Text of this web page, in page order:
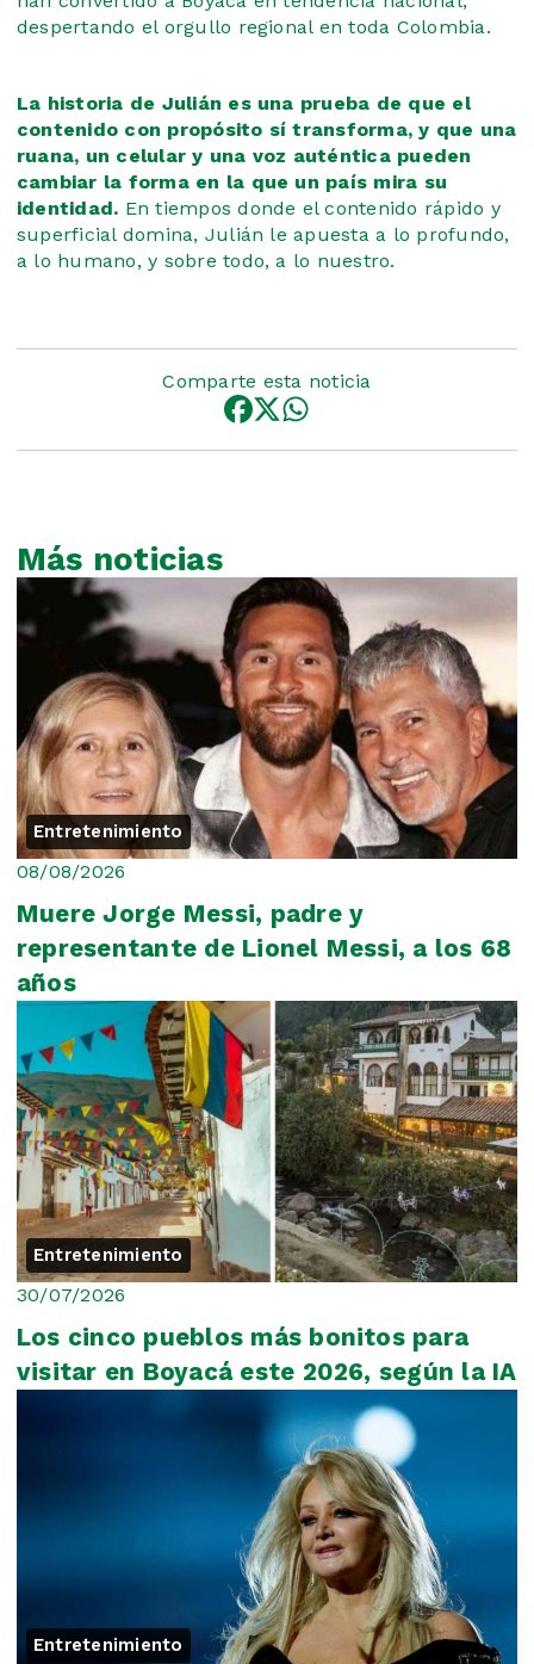
despertando el orgullo regional en toda Colombia.
La historia de Julián es una prueba de que el
contenido con propósito sí transforma, y que una
ruana, un celular y una voz auténtica pueden
cambiar la forma en la que un país mira su
identidad. En tiempos donde el contenido rápido y
superficial domina, Julián le apuesta a lo profundo,
a lo humano, y sobre todo, a lo nuestro.
Comparte esta noticia
Más noticias
Entretenimiento
08/08/2026
Muere Jorge Messi, padre y
representante de Lionel Messi, a los 68
años
Entretenimiento
30/07/2026
Los cinco pueblos más bonitos para
visitar en Boyacá este 2026, según la IA
Entretenimiento